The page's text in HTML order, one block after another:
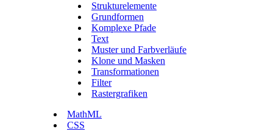
Strukturelemente
Grundformen
Komplexe Pfade
Text
Muster und Farbverläufe
Klone und Masken
Transformationen
Filter
Rastergrafiken
MathML
CSS